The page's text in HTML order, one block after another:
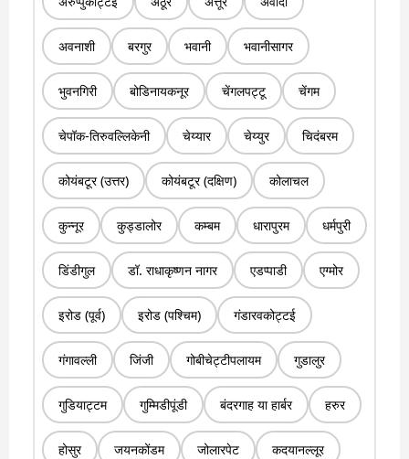
अवनाशी बरगुर भवानी भवानीसागर
भुवनगिरी बोडिनायकनूर चेंगलपट्टू चेंगम
चेपॉक-तिरुवल्लिकेनी चेय्यार चेय्युर चिदंबरम
कोयंबटूर (उत्तर) कोयंबटूर (दक्षिण) कोलाचल
कुन्नूर कुड्डालोर कम्बम धारापुरम धर्मपुरी
डिंडीगुल डॉ. राधाकृष्णन नागर एडप्पाडी एग्मोर
इरोड (पूर्व) इरोड (पश्चिम) गंडारवकोट्टई
गंगावल्ली जिंजी गोबीचेट्टीपलायम गुडालुर
गुडियाट्टम गुम्मिडीपूंडी बंदरगाह या हार्बर हरुर
होसुर जयनकोंडम जोलारपेट कदयानल्लूर